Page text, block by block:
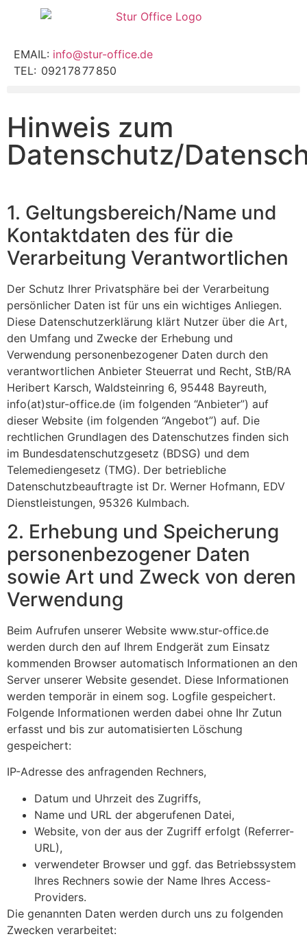
EMAIL: info@stur-office.de
TEL: 09217877850
Hinweis zum
Datenschutz/
1. Geltungsbereich/Name und
Kontaktdaten des für die
Verarbeitung Verantwortlichen
Der Schutz Ihrer Privatsphäre bei der Verarbeitung
persönlicher Daten ist für uns ein wichtiges Anliegen.
Diese Datenschutzerklärung klärt Nutzer über die Art,
den Umfang und Zwecke der Erhebung und
Verwendung personenbezogener Daten durch den
verantwortlichen Anbieter Steuerrat und Recht, StB/RA
Heribert Karsch, Waldsteinring 6, 95448 Bayreuth,
info(at)stur-office.de (im folgenden “Anbieter”) auf
dieser Website (im folgenden “Angebot”) auf. Die
rechtlichen Grundlagen des Datenschutzes finden sich
im Bundesdatenschutzgesetz (BDSG) und dem
Telemediengesetz (TMG). Der betriebliche
Datenschutzbeauftragte ist Dr. Werner Hofmann, EDV
Dienstleistungen, 95326 Kulmbach.
2. Erhebung und Speicherung
personenbezogener Daten
sowie Art und Zweck von deren
Verwendung
Beim Aufrufen unserer Website www.stur-office.de
werden durch den auf Ihrem Endgerät zum Einsatz
kommenden Browser automatisch Informationen an den
Server unserer Website gesendet. Diese Informationen
werden temporär in einem sog. Logfile gespeichert.
Folgende Informationen werden dabei ohne Ihr Zutun
erfasst und bis zur automatisierten Löschung
gespeichert:
IP-Adresse des anfragenden Rechners,
Datum und Uhrzeit des Zugriffs,
Name und URL der abgerufenen Datei,
Website, von der aus der Zugriff erfolgt (Referrer-
URL),
verwendeter Browser und ggf. das Betriebssystem
Ihres Rechners sowie der Name Ihres Access-
Providers.
Die genannten Daten werden durch uns zu folgenden
Zwecken verarbeitet: